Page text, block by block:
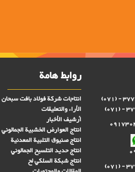
روابط هامة
انتاجات شركة فولاد بافت سبحان
الأراء والتعليقات
أرشيف الأخبار
انتاج العوارض الخشبية الجمالوني
انتاج صنىوق التلبية المعدنية
انتاج حديد التلسيح الجمالوني
انتاج شبكة السلكي لح